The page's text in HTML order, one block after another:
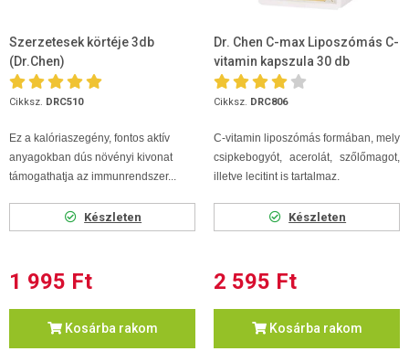
Szerzetesek körtéje 3db
(Dr.Chen)
Cikksz. DRC510
Ez a kalóriaszegény, fontos aktív
anyagokban dús növényi kivonat
támogathatja az immunrendszer...
Készleten
1 995 Ft
Kosárba rakom
Dr. Chen C-max Liposzómás C-
vitamin kapszula 30 db
Cikksz. DRC806
C-vitamin liposzómás formában, mely
csipkebogyót, acerolát, szőlőmagot,
illetve lecitint is tartalmaz.
Készleten
2 595 Ft
Kosárba rakom